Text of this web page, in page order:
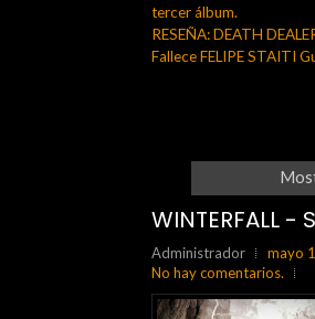
tercer álbum.
RESEÑA: DEATH
Fallece FELIPE STAITI
WINTERFALL -
Administrador mayo
No hay comentarios.